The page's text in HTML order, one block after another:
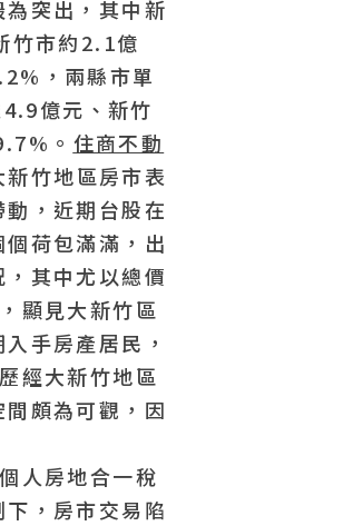
突出，其中新
竹市約2.1億
，兩縣市單
億元、新竹
。 住商不動
竹地區房市表
，近期台股在
荷包滿滿，出
其中尤以總價
顯見大新竹區
手房產居民，
經大新竹地區
頗為可觀，因
人房地合一稅
，房市交易陷